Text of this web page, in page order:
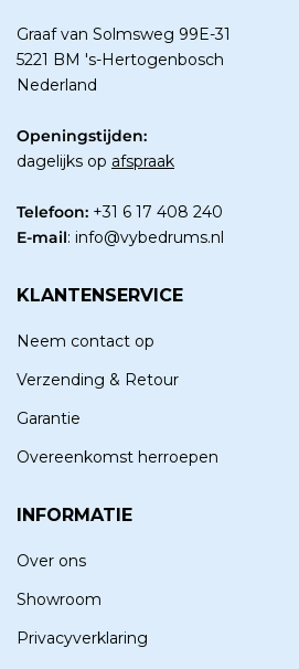
Graaf van Solmsweg 99E-31
5221 BM 's-Hertogenbosch
Nederland
Openingstijden:
dagelijks op afspraak
Telefoon: +31 6 17 408 240
E-mail: info@vybedrums.nl
KLANTENSERVICE
Neem contact op
Verzending & Retour
Garantie
Overeenkomst herroepen
INFORMATIE
Over ons
Showroom
Privacyverklaring